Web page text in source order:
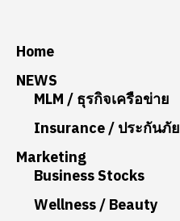
Home
NEWS
MLM / ธุรกิจเครือข่าย
Insurance / ประกันภัย
Marketing
Business Stocks
Wellness / Beauty